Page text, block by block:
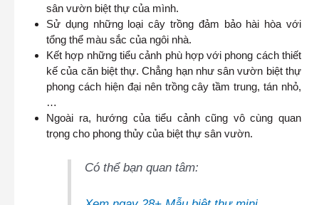
sân vườn biệt thự của mình.
Sử dụng những loại cây trồng đảm bảo hài hòa với
tổng thể màu sắc của ngôi nhà.
Kết hợp những tiểu cảnh phù hợp với phong cách thiết
kế của căn biệt thự. Chẳng hạn như sân vườn biệt thự
phong cách hiện đại nên trồng cây tầm trung, tán nhỏ,
…
Ngoài ra, hướng của tiểu cảnh cũng vô cùng quan
trọng cho phong thủy của biệt thự sân vườn.
Có thể bạn quan tâm: